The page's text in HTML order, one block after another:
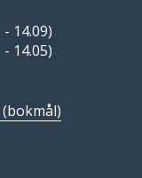
14.09)
14.05)